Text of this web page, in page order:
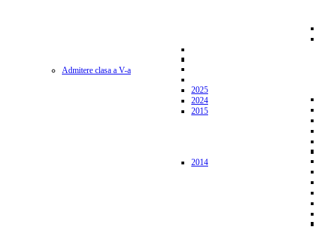
Admitere clasa a V-a
2025
2024
2015
2014